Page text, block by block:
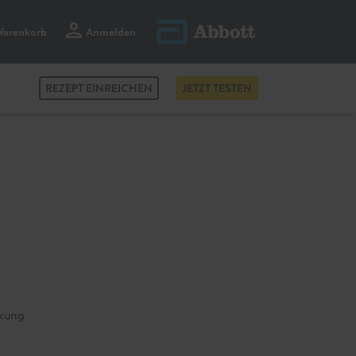
ansehen 0Artikel
Anmelden
REZEPT EINREICHEN JETZT TESTEN